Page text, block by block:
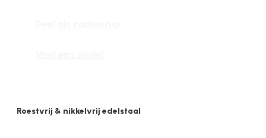
Roestvrij & nikkelvrij edelstaal